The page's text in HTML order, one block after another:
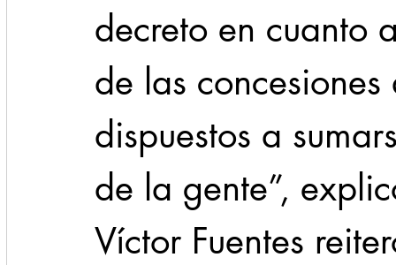
decreto en cuanto
de las
dispuestos a
de la gente”,
Víctor Fuentes